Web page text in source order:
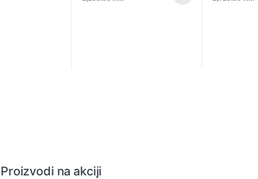
Proizvodi na akciji